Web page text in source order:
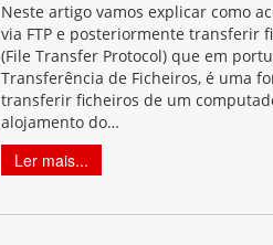
Neste artigo vamos explicar como
via FTP e posteriormente transferir
(File Transfer Protocol) que em
Transferência de Ficheiros, é uma
transferir ficheiros de um
alojamento do…
Ler mais...